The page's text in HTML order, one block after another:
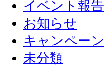
イベント報告
お知らせ
キャンペーン
未分類